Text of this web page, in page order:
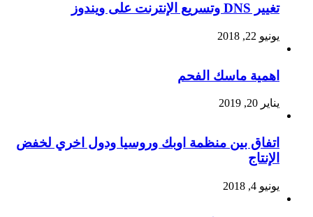
تغيير DNS وتسريع الإنترنت على ويندوز
يونيو 22, 2018
اهمية ماسك الفحم
يناير 20, 2019
اتفاق بين منظمة اوبك وروسيا ودول اخري لخفض
الإنتاج
يونيو 4, 2018